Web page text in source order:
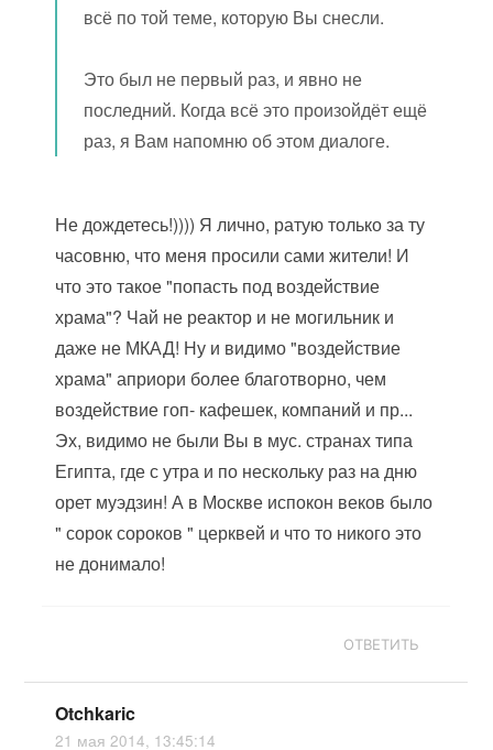
всё по той теме, которую Вы снесли.
Это был не первый раз, и явно не
последний. Когда всё это произойдёт ещё
раз, я Вам напомню об этом диалоге.
Не дождетесь!)))) Я лично, ратую только за ту
часовню, что меня просили сами жители! И
что это такое "попасть под воздействие
храма"? Чай не реактор и не могильник и
даже не МКАД! Ну и видимо "воздействие
храма" априори более благотворно, чем
воздействие гоп- кафешек, компаний и пр...
Эх, видимо не были Вы в мус. странах типа
Египта, где с утра и по нескольку раз на дню
орет муэдзин! А в Москве испокон веков было
" сорок сороков " церквей и что то никого это
не донимало!
ОТВЕТИТЬ
Otchkaric
21 мая 2014, 13:45:14